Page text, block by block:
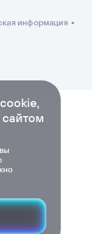
информация
сайтом